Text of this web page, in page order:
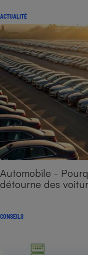
ACTUALITÉ
Automobile -
détourne des
CONSEILS